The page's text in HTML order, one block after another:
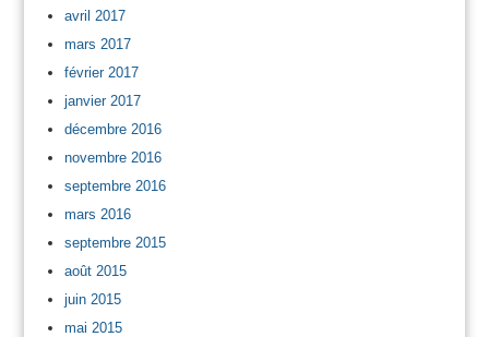
avril 2017
mars 2017
février 2017
janvier 2017
décembre 2016
novembre 2016
septembre 2016
mars 2016
septembre 2015
août 2015
juin 2015
mai 2015